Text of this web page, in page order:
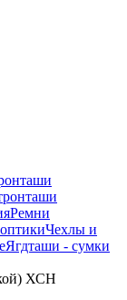
Ремни
Чехлы и
Ягдташи - сумки
ХСН